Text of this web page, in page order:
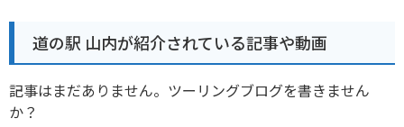
道の駅 山内が紹介されている記事や動画
記事はまだありません。ツーリングブログを書きません
か？